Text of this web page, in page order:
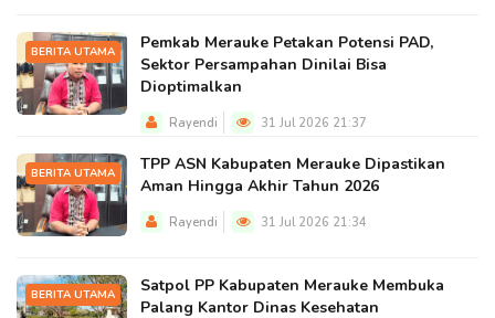
BERITA UTAMA
Pemkab Merauke Petakan Potensi PAD,
Sektor Persampahan Dinilai Bisa
Dioptimalkan
Rayendi 31 Jul 2026 21:37
BERITA UTAMA
TPP ASN Kabupaten Merauke Dipastikan
Aman Hingga Akhir Tahun 2026
Rayendi 31 Jul 2026 21:34
BERITA UTAMA
Satpol PP Kabupaten Merauke Membuka
Palang Kantor Dinas Kesehatan